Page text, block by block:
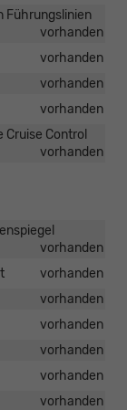
Führungslinien
vorhanden
vorhanden
vorhanden
vorhanden
Control
vorhanden
vorhanden
vorhanden
vorhanden
vorhanden
vorhanden
vorhanden
vorhanden